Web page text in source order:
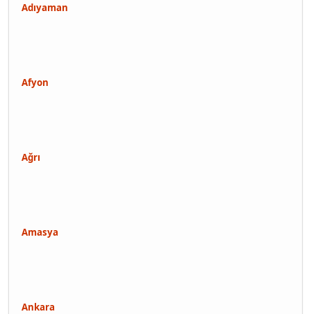
Adıyaman
Afyon
Ağrı
Amasya
Ankara